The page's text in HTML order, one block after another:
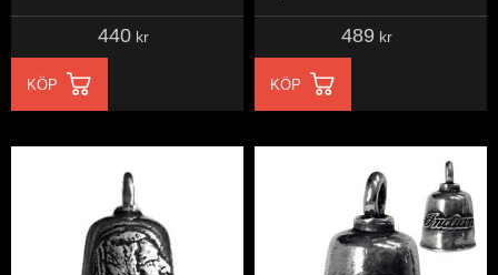
440 kr
KÖP
XR1200 and many more...
see info down below
489 kr
KÖP